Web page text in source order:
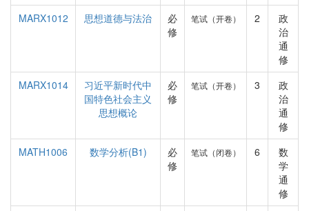
MARX1012
思想道德与法治
必
修
笔试（开卷） 2
政
治
通
修
MARX1014
习近平新时代中
国特色社会主义
思想概论
必
修
笔试（开卷） 3
政
治
通
修
MATH1006
数学分析(B1)
必
修
笔试（闭卷） 6
数
学
通
修